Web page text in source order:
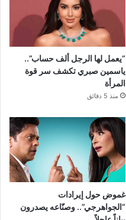
“يعمل لها الرجل ألف حساب”..
ياسمين صبري تكشف سر قوة
المرأة
منذ 5 دقائق
غموض حول إيرادات
“الجواهرجي”.. وصنّاعه يصدرون